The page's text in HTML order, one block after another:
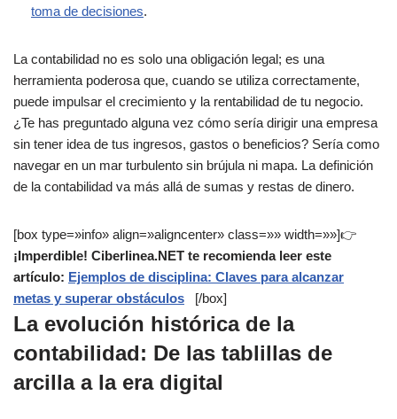
toma de decisiones.
La contabilidad no es solo una obligación legal; es una
herramienta poderosa que, cuando se utiliza correctamente,
puede impulsar el crecimiento y la rentabilidad de tu negocio.
¿Te has preguntado alguna vez cómo sería dirigir una empresa
sin tener idea de tus ingresos, gastos o beneficios? Sería como
navegar en un mar turbulento sin brújula ni mapa. La definición
de la contabilidad va más allá de sumas y restas de dinero.
[box type=»info» align=»aligncenter» class=»» width=»»]👉
¡Imperdible! Ciberlinea.NET te recomienda leer este
artículo: Ejemplos de disciplina: Claves para alcanzar
metas y superar obstáculos
[/box]
La evolución histórica de la
contabilidad: De las tablillas de
arcilla a la era digital